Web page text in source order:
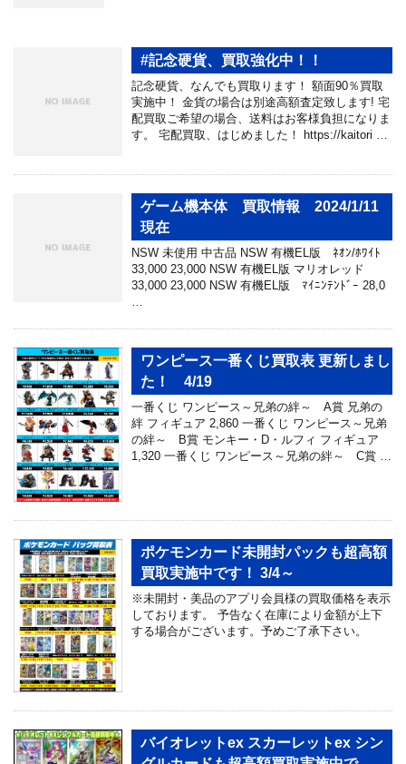
#記念硬貨、買取強化中！！
記念硬貨、なんでも買取ります！ 額面90％買取
実施中！ 金貨の場合は別途高額査定致します! 宅
配買取ご希望の場合、送料はお客様負担になりま
す。 宅配買取、はじめました！ https://kaitori …
ゲーム機本体 買取情報 2024/1/11
現在
NSW 未使用 中古品 NSW 有機EL版 ﾈｵﾝ/ﾎﾜｲﾄ
33,000 23,000 NSW 有機EL版 マリオレッド
33,000 23,000 NSW 有機EL版 ﾏｲﾆﾝﾃﾝﾄﾞｰ 28,0
ワンピース一番くじ買取表 更新しまし
た！ 4/19
一番くじ ワンピース～兄弟の絆～ A賞 兄弟の
絆 フィギュア 2,860 一番くじ ワンピース～兄弟
の絆～ B賞 モンキー・D・ルフィ フィギュア
1,320 一番くじ ワンピース～兄弟の絆～ C賞 …
ポケモンカード未開封パックも超高額
買取実施中です！ 3/4～
※未開封・美品のアプリ会員様の買取価格を表示
しております。 予告なく在庫により金額が上下
する場合がございます。予めご了承下さい。
バイオレットex スカーレットex シン